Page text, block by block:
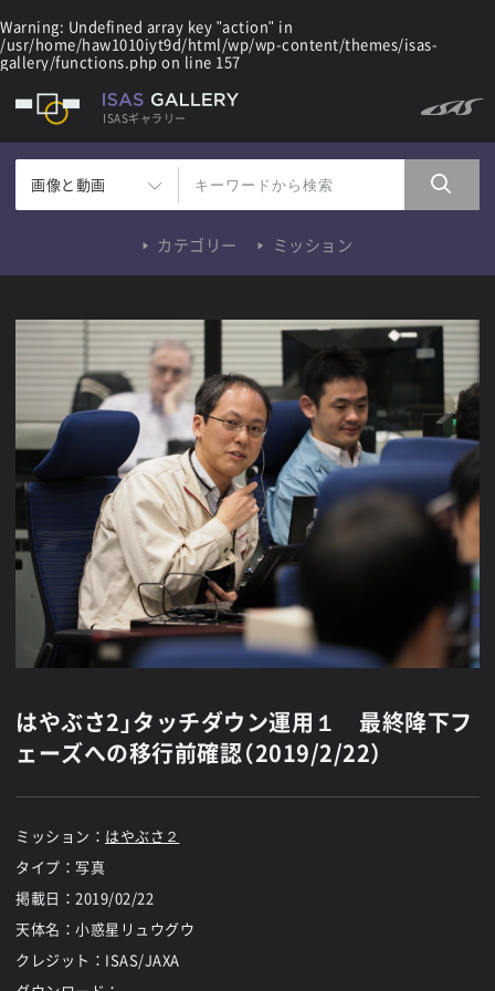
Warning: Undefined array key "action" in
/usr/home/haw1010iyt9d/html/wp/wp-content/themes/isas-
gallery/functions.php on line 157
ISASギャラリー
画像と動画
カテゴリー ミッション
はやぶさ2」タッチダウン運用１ 最終降下フ
ェーズへの移行前確認（2019/2/22）
ミッション： はやぶさ２
タイプ：写真
掲載日： 2019/02/22
天体名：小惑星リュウグウ
クレジット：ISAS/JAXA